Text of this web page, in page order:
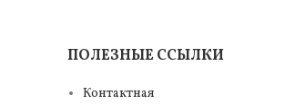
ПОЛЕЗНЫЕ ССЫЛКИ
Контактная